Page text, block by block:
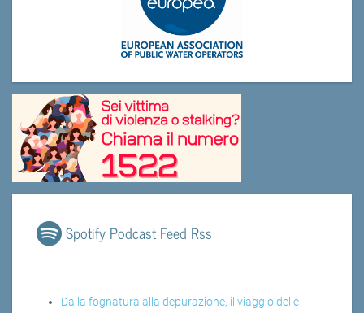
Spotify Podcast Feed Rss
Dalla fognatura alla depurazione, il viaggio delle